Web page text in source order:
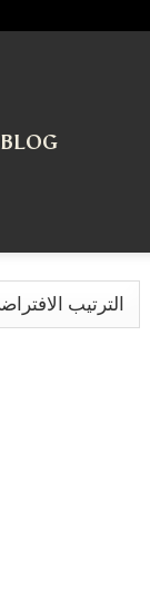
BLOG